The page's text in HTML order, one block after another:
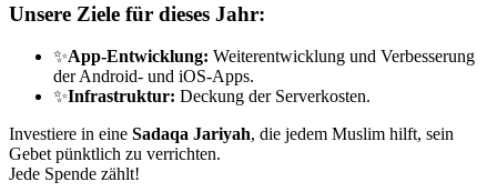
Unsere Ziele für dieses Jahr:
✨App-Entwicklung: Weiterentwicklung und Verbesserung
der Android- und iOS-Apps.
✨Infrastruktur: Deckung der Serverkosten.
Investiere in eine Sadaqa Jariyah, die jedem Muslim hilft, sein
Gebet pünktlich zu verrichten.
Jede Spende zählt!